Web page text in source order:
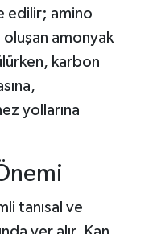
edilir; amino
oluşan amonyak
karbon
yollarına
tanısal ve